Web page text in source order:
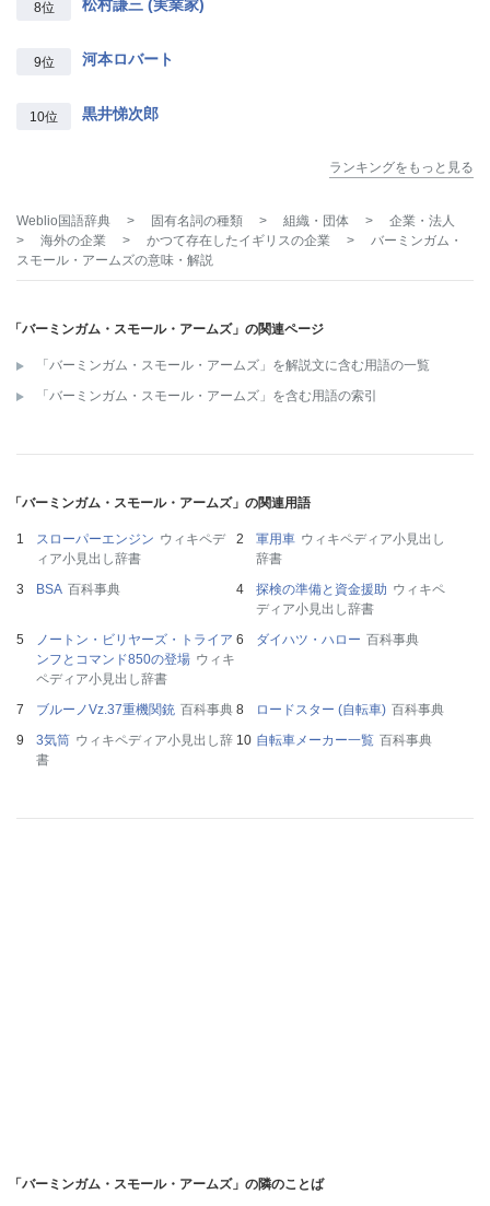
8位 松村謙三 (実業家)
9位 河本ロバート
10位 黒井悌次郎
ランキングをもっと見る
Weblio国語辞典 > 固有名詞の種類 > 組織・団体 >
企業・法人
>
海外の企業 > かつて存在したイギリスの企業 >
バーミンガム・
スモール・アームズの意味・解説
「バーミンガム・スモール・アームズ」の関連ページ
「バーミンガム・スモール・アームズ」を解説文に含む用語の一覧
「バーミンガム・スモール・アームズ」を含む用語の索引
「バーミンガム・スモール・アームズ」の関連用語
スローパーエンジン ウィキペデ
ィア小見出し辞書
軍用車 ウィキペディア小見出し
辞書
BSA 百科事典 探検の準備と資金援助 ウィキペ
ディア小見出し辞書
ノートン・ビリヤーズ・トライア
ンフとコマンド850の登場 ウィキ
ペディア小見出し辞書
ダイハツ・ハロー 百科事典
ブルーノVz.37重機関銃 百科事典 ロードスター (自転車) 百科事典
3気筒 ウィキペディア小見出し辞
書
自転車メーカー一覧 百科事典
「バーミンガム・スモール・アームズ」の隣のことば